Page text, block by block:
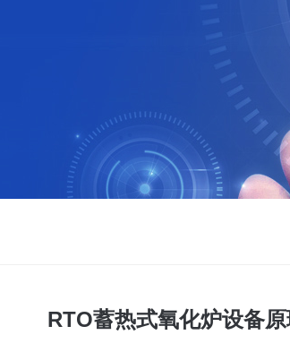
RTO蓄热式氧化炉设备